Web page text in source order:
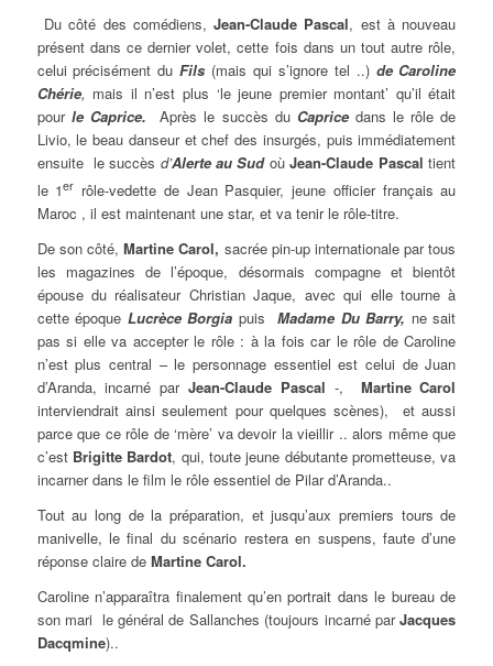
Du côté des comédiens,Jean-Claude Pascal, est à nouveau
présent dans ce dernier volet, cette fois dans un tout autre rôle,
celui précisément du Fils (mais qui s’ignore tel ..) de Caroline
Chérie, mais il n’est plus ‘le jeune premier montant’ qu’il était
pour le Caprice. Après le succès duCaprice dans le rôle de
Livio, le beau danseur et chef des insurgés, puis immédiatement
ensuite le succès d’Alerte au SudoùJean-Claude Pascal tient
le 1er rôle-vedette de Jean Pasquier, jeune officier français au
Maroc , il est maintenant une star, et va tenir le rôle-titre.
De son côté,Martine Carol, sacrée pin-up internationale par tous
les magazines de l’époque, désormais compagne et bientôt
épouse du réalisateur Christian Jaque, avec qui elle tourne à
cette époque Lucrèce Borgia puisMadame Du Barry, ne sait
pas si elle va accepter le rôle : à la fois car le rôle de Caroline
n’est plus central – le personnage essentiel est celui de Juan
d’Aranda, incarné parJean-Claude Pascal -, Martine Carol
interviendrait ainsi seulement pour quelques scènes), et aussi
parce que ce rôle de ‘mère’ va devoir la vieillir .. alors même que
c’est Brigitte Bardot, qui, toute jeune débutante prometteuse, va
incarner dans le film le rôle essentiel de Pilar d’Aranda..
Tout au long de la préparation, et jusqu’aux premiers tours de
manivelle, le final du scénario restera en suspens, faute d’une
réponse claire de Martine Carol.
Caroline n’apparaîtra finalement qu’en portrait dans le bureau de
son mari le général de Sallanches (toujours incarné parJacques
Dacqmine)..